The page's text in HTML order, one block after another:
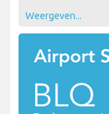
Weergeven...